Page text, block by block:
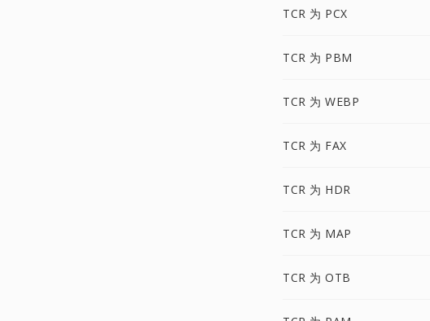
TCR 为 PCX
TCR 为 PBM
TCR 为 WEBP
TCR 为 FAX
TCR 为 HDR
TCR 为 MAP
TCR 为 OTB